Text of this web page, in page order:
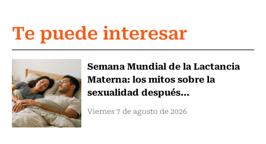
Te puede interesar
Semana Mundial de la Lactancia
Materna: los mitos sobre la
sexualidad después...
Viernes 7 de agosto de 2026